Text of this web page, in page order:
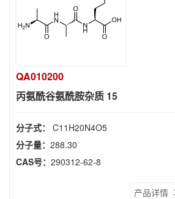
QA010200
丙氨酰谷氨酰胺杂质 15
分子式： C11H20N4O5
分子量： 288.30
CAS号： 290312-62-8
产品详情